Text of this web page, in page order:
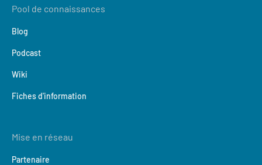
Pool de connaissances
Blog
Podcast
Wiki
Fiches d'information
Mise en réseau
Partenaire